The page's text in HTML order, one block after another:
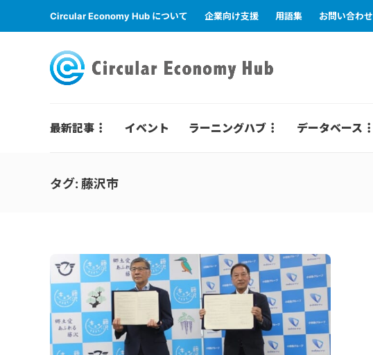
Circular Economy Hub について 企業向け支援 用語集 お問い合わせ
最新記事 イベント ラーニングハブ データベース
タグ: 藤沢市